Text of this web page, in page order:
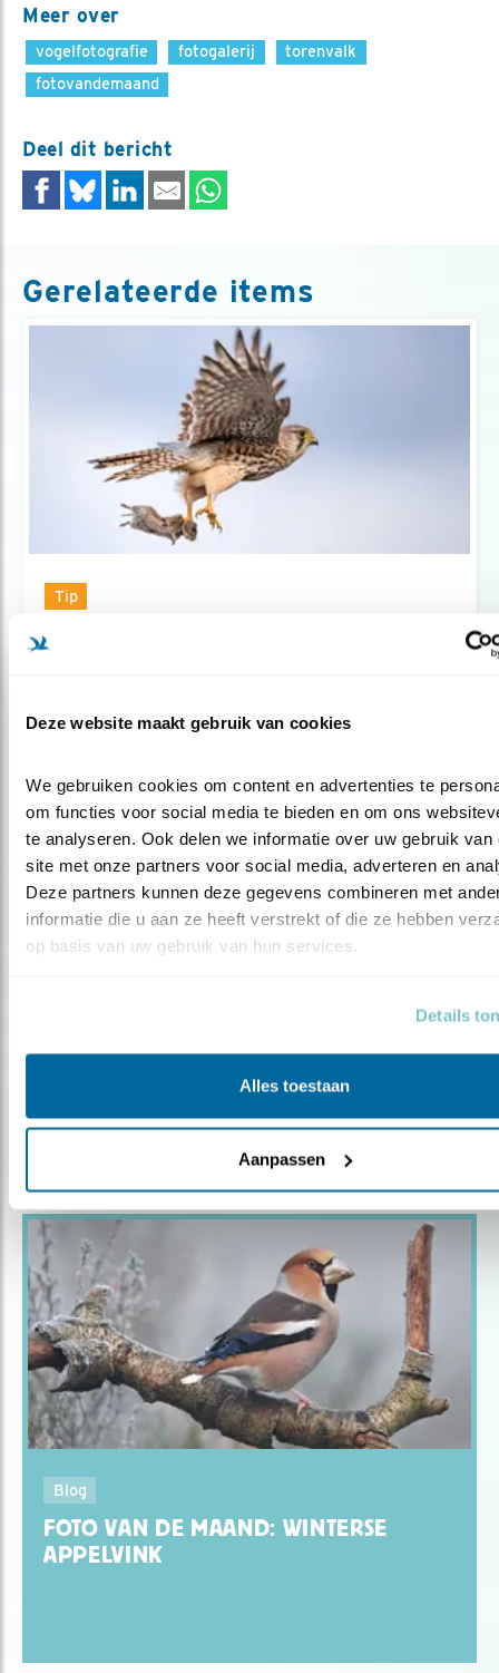
Deze website maakt gebruik van cookies
We gebruiken cookies om content en advertenties te
om functies voor social media te bieden en om ons
te analyseren. Ook delen we informatie over uw gebruik van
site met onze partners voor social media, adverteren en
Deze partners kunnen deze gegevens combineren met
informatie die u aan ze heeft verstrekt of die ze hebben
op basis van uw gebruik van hun services.
Details
Alles toestaan
Aanpassen
Meer over
vogelfotografie fotogalerij
torenvalk
fotovandemaand
Deel dit bericht
Gerelateerde items
Tip
Alle vogels zijn mij lief
STRANDLEEUWERIK
Blog
FOTO VAN DE MAAND: WINTERSE
APPELVINK